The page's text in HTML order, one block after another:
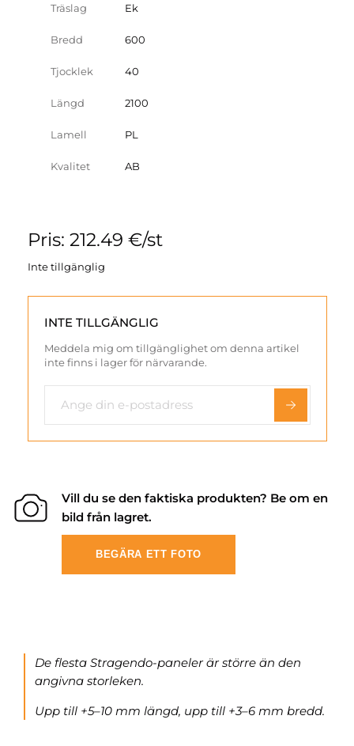
Träslag Ek
Bredd 600
Tjocklek 40
Längd 2100
Lamell PL
Kvalitet AB
Pris: 212.49 €/st
Inte tillgänglig
INTE TILLGÄNGLIG
Meddela mig om tillgänglighet om denna artikel
inte finns i lager för närvarande.
Vill du se den faktiska produkten? Be om en
bild från lagret.
BEGÄRA ETT FOTO
De flesta Stragendo-paneler är större än den
angivna storleken.
Upp till +5–10 mm längd, upp till +3–6 mm bredd.